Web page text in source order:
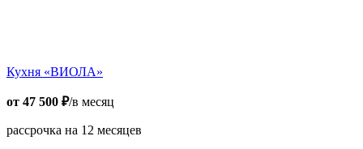
Кухня «ВИОЛА»
от 47 500 ₽/в месяц
рассрочка на 12 месяцев